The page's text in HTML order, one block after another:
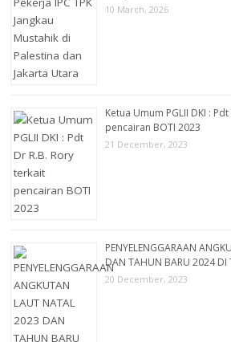
10 March, 2026
Ketua Umum PGLII DKI :
pencairan BOTI 2023
21 December, 2023
PENYELENGGARAAN
DAN TAHUN BARU 2024 DI
20 December, 2023